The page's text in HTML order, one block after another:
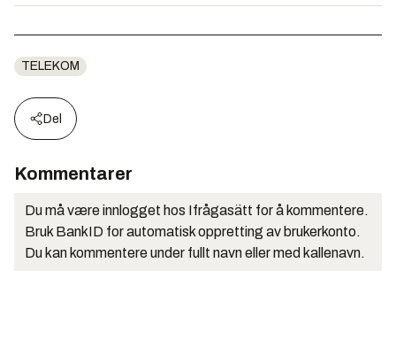
TELEKOM
Del
Kommentarer
Du må være innlogget hos Ifrågasätt for å kommentere.
Bruk BankID for automatisk oppretting av brukerkonto.
Du kan kommentere under fullt navn eller med kallenavn.